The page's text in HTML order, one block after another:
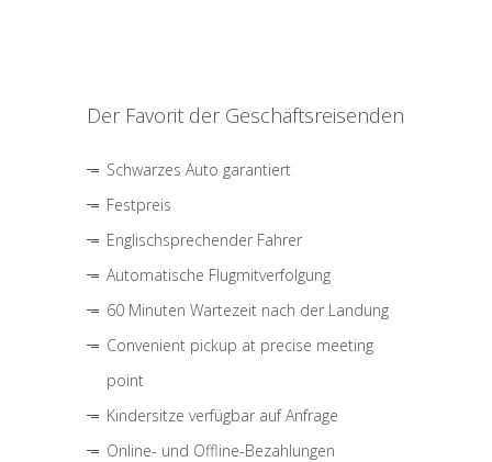
Der Favorit der Geschäftsreisenden
Schwarzes Auto garantiert
Festpreis
Englischsprechender Fahrer
Automatische Flugmitverfolgung
60 Minuten Wartezeit nach der Landung
Convenient pickup at precise meeting
point
Kindersitze verfügbar auf Anfrage
Online- und Offline-Bezahlungen